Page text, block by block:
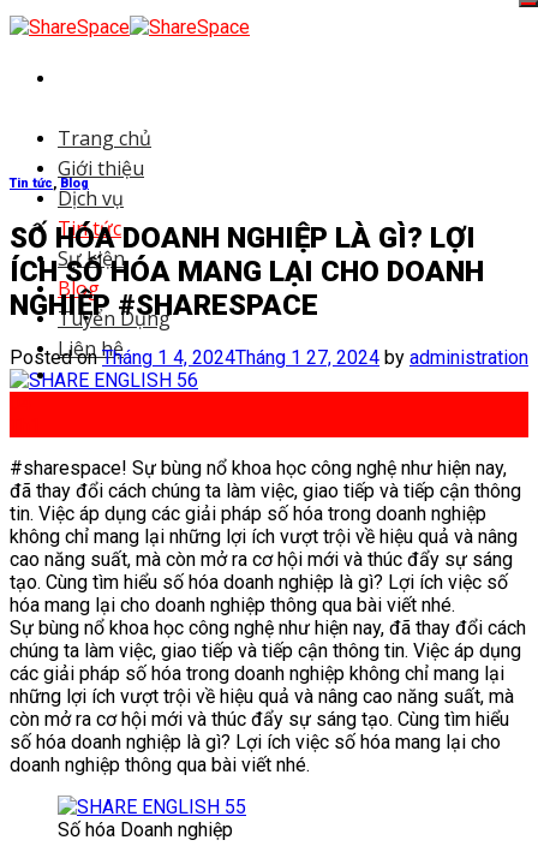
Skip
to
Trang chủ
Giới thiệu
Dịch vụ
Tin tức
Sự kiện
Blog
Tuyển Dụng
Liên hệ
Tin tức,Blog
SỐ HÓA DOANH NGHIỆP LÀ GÌ? LỢI
ÍCH SỐ HÓA MANG LẠI CHO DOANH
NGHIỆP #SHARESPACE
Posted onTháng 1 4, 2024Tháng 1 27, 2024 by administration
#sharespace! Sự bùng nổ khoa học công nghệ như hiện nay,
đã thay đổi cách chúng ta làm việc, giao tiếp và tiếp cận thông
tin. Việc áp dụng các giải pháp số hóa trong doanh nghiệp
không chỉ mang lại những lợi ích vượt trội về hiệu quả và nâng
cao năng suất, mà còn mở ra cơ hội mới và thúc đẩy sự sáng
tạo. Cùng tìm hiểu số hóa doanh nghiệp là gì? Lợi ích việc số
hóa mang lại cho doanh nghiệp thông qua bài viết nhé.
Sự bùng nổ khoa học công nghệ như hiện nay, đã thay đổi cách
chúng ta làm việc, giao tiếp và tiếp cận thông tin. Việc áp dụng
các giải pháp số hóa trong doanh nghiệp không chỉ mang lại
những lợi ích vượt trội về hiệu quả và nâng cao năng suất, mà
còn mở ra cơ hội mới và thúc đẩy sự sáng tạo. Cùng tìm hiểu
số hóa doanh nghiệp là gì? Lợi ích việc số hóa mang lại cho
doanh nghiệp thông qua bài viết nhé.
Số hóa Doanh nghiệp